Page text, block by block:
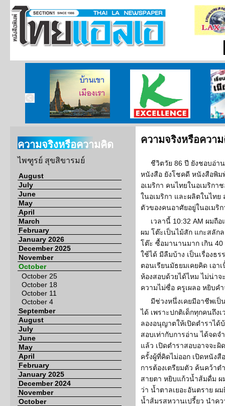
บ้านเขา เมืองเรา ศูนย์วิจัยกสิกรไทย เรีย
ความจริงหรือความคิด
ไพฑูรย์ สุขสิขารมย์
August
July
June
May
April
March
February
January 2026
December 2025
November
October
October 25
October 18
October 11
October 4
September
August
July
June
May
April
February
January 2025
December 2024
November
October
ความจริงหรือควา
ชีวิตวัย 86 ปี ยังชอบอ่า
หนังสือ ยังโชคดี หนังสือพิม
อเมริกา คนไทยในอเมริก
ในอเมริกา และผลิตในไทย
ตัวของคนอาศัยอยู่ในอเมริ
เวลานี้ 10:32 AM ผมถื
ผม โต๊ะเป็นไม้สัก แกะสลัก
โต๊ะ ซื้อมานานมาก เกิน 40
ใช้ได้ มีลืมบ้าง เป็นเรื่องธ
ตอนเรียนมัธยมเคยคิด เอา
ห้องสอบด้วยได้ไหม ไม่น่าจ
ความไม่ซื่อ ครูเผลอ หยิบค
มีช่วงหนึ่งเคยมีอาชีพเป็
ได้ เพราะปกติเด็กทุกคนถึง
ลองอนุญาตให้เปิดตำราได้
สอบเท่ากับการอ่าน ได้จด
แล้ว เปิดตำราสอบอาจจะ
ครั้งผู้ที่คิดไม่ออก เปิดหนัง
การต้องเตรียมตัว ค้นคว้า
สายตา หยิบแก้วน้ำส้มดื่ม
ว่า น้ำตาลเยอะอันตราย ผ
น้ำส้มรสหวานเปรี้ยว นำค